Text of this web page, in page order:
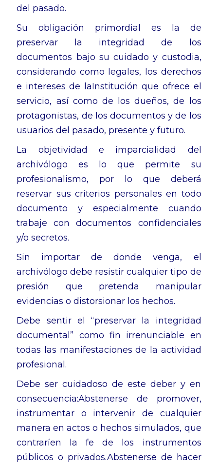
del pasado.
Su obligación primordial es la de
preservar la integridad de los
documentos bajo su cuidado y custodia,
considerando como legales, los derechos
e intereses de laInstitución que ofrece el
servicio, así como de los dueños, de los
protagonistas, de los documentos y de los
usuarios del pasado, presente y futuro.
La objetividad e imparcialidad del
archivólogo es lo que permite su
profesionalismo, por lo que deberá
reservar sus criterios personales en todo
documento y especialmente cuando
trabaje con documentos confidenciales
y/o secretos.
Sin importar de donde venga, el
archivólogo debe resistir cualquier tipo de
presión que pretenda manipular
evidencias o distorsionar los hechos.
Debe sentir el “preservar la integridad
documental” como fin irrenunciable en
todas las manifestaciones de la actividad
profesional.
Debe ser cuidadoso de este deber y en
consecuencia:Abstenerse de promover,
instrumentar o intervenir de cualquier
manera en actos o hechos simulados, que
contraríen la fe de los instrumentos
públicos o privados.Abstenerse de hacer